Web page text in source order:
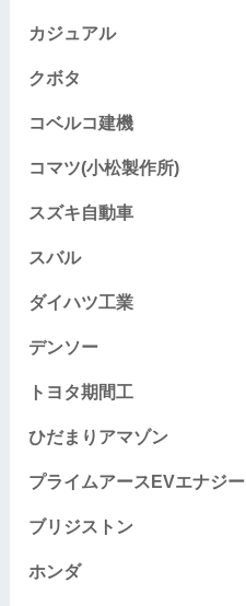
カジュアル
クボタ
コベルコ建機
コマツ(小松製作所)
スズキ自動車
スバル
ダイハツ工業
デンソー
トヨタ期間工
ひだまりアマゾン
プライムアースEVエナジー
ブリジストン
ホンダ